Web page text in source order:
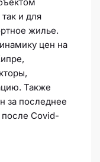
и для
жилье.
цен на
Также
за последнее
Covid-